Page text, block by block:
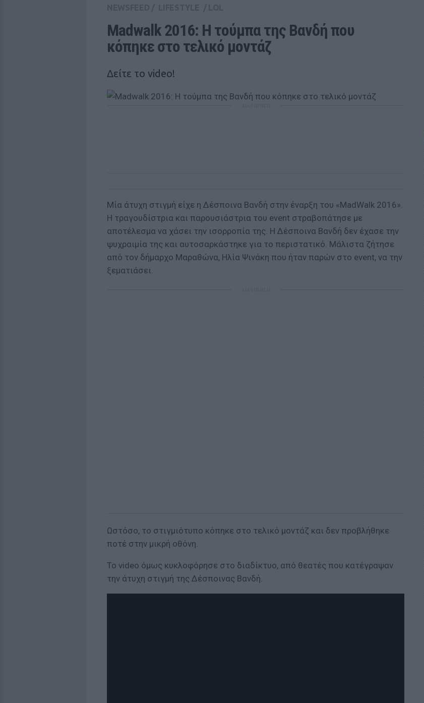
Madwalk 2016: H τούμπα της Βανδή που
κόπηκε στο τελικό μοντάζ
Δείτε τo video!
Μία άτυχη στιγμή είχε η Δέσποινα Βανδή στην έναρξη του «MadWalk 2016».
Η τραγουδίστρια και παρουσιάστρια του event στραβοπάτησε με
αποτέλεσμα να χάσει την ισορροπία της. Η Δέσποινα Βανδή δεν έχασε την
ψυχραιμία της και αυτοσαρκάστηκε για το περιστατικό. Μάλιστα ζήτησε
από τον δήμαρχο Μαραθώνα, Ηλία Ψινάκη που ήταν παρών στο event, να την
ξεματιάσει.
Ωστόσο, το στιγμιότυπο κόπηκε στο τελικό μοντάζ και δεν προβλήθηκε
ποτέ στην μικρή οθόνη.
Το video όμως κυκλοφόρησε στο διαδίκτυο, από θεατές που κατέγραψαν
την άτυχη στιγμή της Δέσποινας Βανδή.